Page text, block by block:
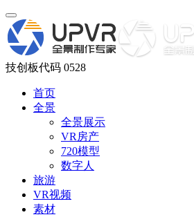
技创板代码 0528
首页
全景
全景展示
VR房产
720模型
数字人
旅游
VR视频
素材